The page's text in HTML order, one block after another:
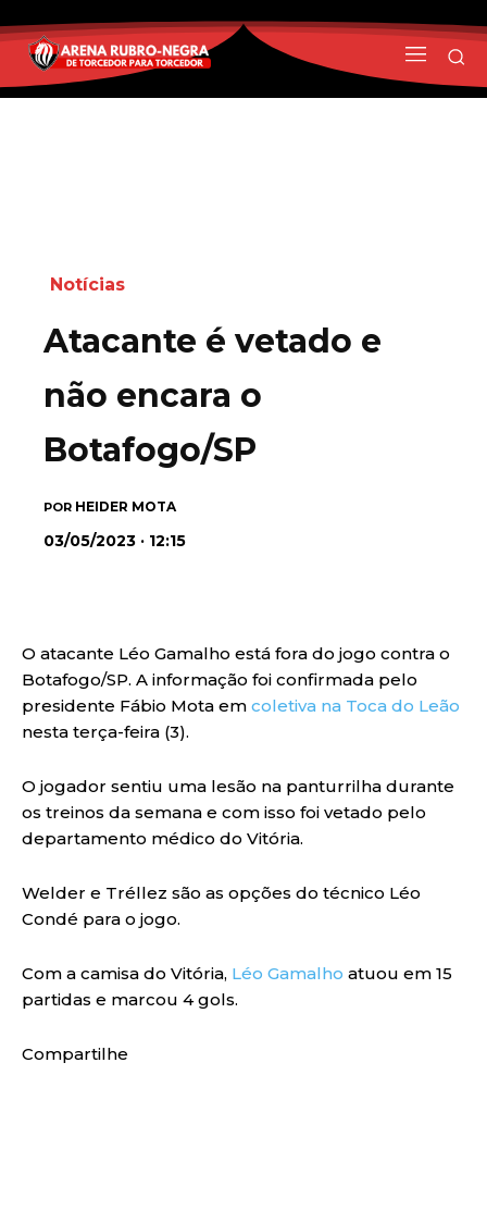
Notícias
Atacante é vetado e
não encara o
Botafogo/SP
POR HEIDER MOTA
03/05/2023 · 12:15
O atacante Léo Gamalho está fora do jogo contra o
Botafogo/SP. A informação foi confirmada pelo
presidente Fábio Mota em coletiva na Toca do Leão
nesta terça-feira (3).
O jogador sentiu uma lesão na panturrilha durante
os treinos da semana e com isso foi vetado pelo
departamento médico do Vitória.
Welder e Tréllez são as opções do técnico Léo
Condé para o jogo.
Com a camisa do Vitória, Léo Gamalho atuou em 15
partidas e marcou 4 gols.
Compartilhe